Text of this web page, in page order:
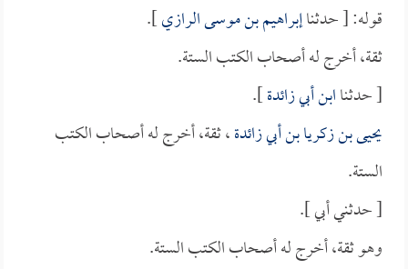
قوله: [ حدثناإبراهيم بن موسى الرازي].
ثقة، أخرج له أصحاب الكتب الستة.
[ حدثناابن أبي زائدة].
يحيى بن زكريا بن أبي زائدة، ثقة، أخرج له أصحاب الكتب
الستة.
[ حدثني أبي ].
وهو ثقة، أخرج له أصحاب الكتب الستة.